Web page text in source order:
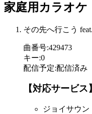
家庭用カラオケ
その先へ行こう
曲番号:429473
キー:0
配信予定:配信済み
【対応サービス】
ジョイサウ